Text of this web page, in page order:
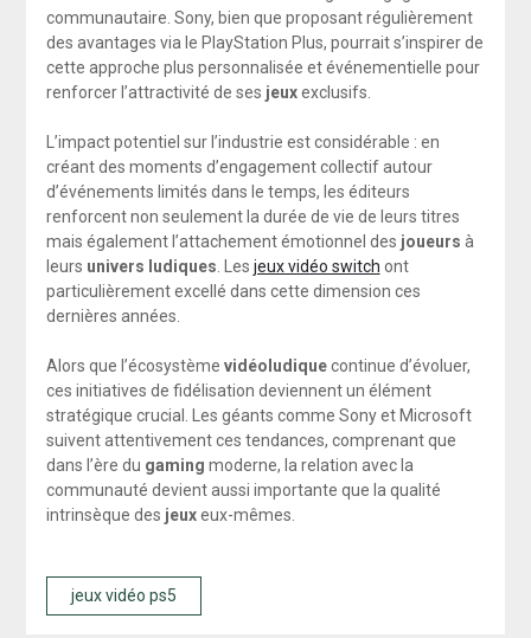
communautaire. Sony, bien que proposant régulièrement
des avantages via le PlayStation Plus, pourrait s’inspirer de
cette approche plus personnalisée et événementielle pour
renforcer l’attractivité de ses jeuxexclusifs.
L’impact potentiel sur l’industrie est considérable : en
créant des moments d’engagement collectif autour
d’événements limités dans le temps, les éditeurs
renforcent non seulement la durée de vie de leurs titres
mais également l’attachement émotionnel des joueurs à
leurs univers ludiques. Les jeux vidéo switch ont
particulièrement excellé dans cette dimension ces
dernières années.
Alors que l’écosystème vidéoludiquecontinue d’évoluer,
ces initiatives de fidélisation deviennent un élément
stratégique crucial. Les géants comme Sony et Microsoft
suivent attentivement ces tendances, comprenant que
dans l’ère du gaming moderne, la relation avec la
communauté devient aussi importante que la qualité
intrinsèque des jeuxeux-mêmes.
jeux vidéo ps5